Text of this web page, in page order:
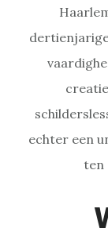
echter een
ten